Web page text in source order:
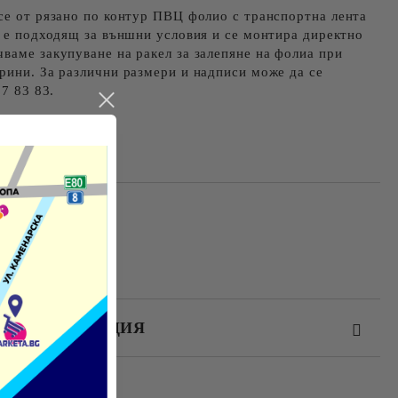
от рязано по контур ПВЦ фолио с транспортна лента
е подходящ за външни условия и се монтира директно
закупуване на ракел за залепяне на фолиа при
За различни размери и надписи може да се
83 83.
РЕГИСТРАЦИЯ